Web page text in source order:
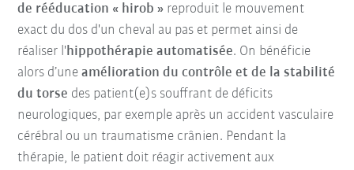
de rééducation « hirob » reproduit le mouvement
exact du dos d'un cheval au pas et permet ainsi de
réaliser l' hippothérapie automatisée. On bénéficie
alors d’uneamélioration du contrôle et de la stabilité
du torse des patient(e)s souffrant de déficits
neurologiques, par exemple après un accident vasculaire
cérébral ou un traumatisme crânien. Pendant la
thérapie, le patient doit réagir activement aux